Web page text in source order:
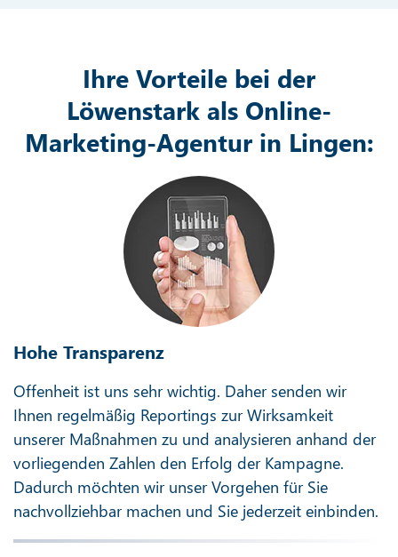
Ihre Vorteile bei der
Löwenstark als Online-
Marketing-Agentur in Lingen:
Hohe Transparenz
Offenheit ist uns sehr wichtig. Daher senden wir
Ihnen regelmäßig Reportings zur Wirksamkeit
unserer Maßnahmen zu und analysieren anhand der
vorliegenden Zahlen den Erfolg der Kampagne.
Dadurch möchten wir unser Vorgehen für Sie
nachvollziehbar machen und Sie jederzeit einbinden.